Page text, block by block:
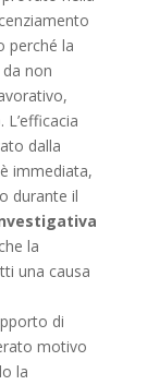
perché la
non
dalla
immediata,
durante il
la
una causa
di
motivo
la